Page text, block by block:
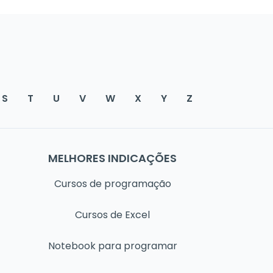
S T U V W X Y Z
MELHORES INDICAÇÕES
Cursos de programação
Cursos de Excel
Notebook para programar